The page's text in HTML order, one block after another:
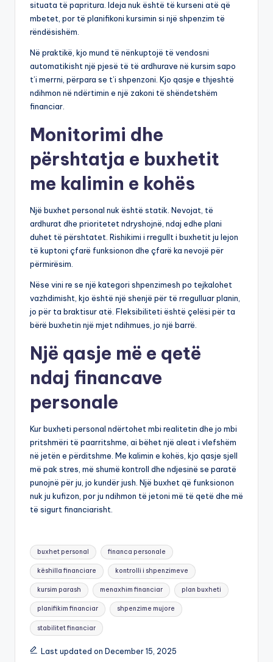
situata të papritura. Ideja nuk është të kurseni atë që
mbetet, por të planifikoni kursimin si një shpenzim të
rëndësishëm.
Në praktikë, kjo mund të nënkuptojë të vendosni
automatikisht një pjesë të të ardhurave në kursim sapo
t’i merrni, përpara se t’i shpenzoni. Kjo qasje e thjeshtë
ndihmon në ndërtimin e një zakoni të shëndetshëm
financiar.
Monitorimi dhe
përshtatja e buxhetit
me kalimin e kohës
Një buxhet personal nuk është statik. Nevojat, të
ardhurat dhe prioritetet ndryshojnë, ndaj edhe plani
duhet të përshtatet. Rishikimi i rregullt i buxhetit ju lejon
të kuptoni çfarë funksionon dhe çfarë ka nevojë për
përmirësim.
Nëse vini re se një kategori shpenzimesh po tejkalohet
vazhdimisht, kjo është një shenjë për të rregulluar planin,
jo për ta braktisur atë. Fleksibiliteti është çelësi për ta
bërë buxhetin një mjet ndihmues, jo një barrë.
Një qasje më e qetë
ndaj financave
personale
Kur buxheti personal ndërtohet mbi realitetin dhe jo mbi
pritshmëri të paarritshme, ai bëhet një aleat i vlefshëm
në jetën e përditshme. Me kalimin e kohës, kjo qasje sjell
më pak stres, më shumë kontroll dhe ndjesinë se paratë
punojnë për ju, jo kundër jush. Një buxhet që funksionon
nuk ju kufizon, por ju ndihmon të jetoni më të qetë dhe më
të sigurt financiarisht.
Tags:
buxhet personal financa personale
këshilla financiare kontrolli i shpenzimeve
kursim parash menaxhim financiar plan buxheti
planifikim financiar shpenzime mujore
stabilitet financiar
Last updated on December 15, 2025